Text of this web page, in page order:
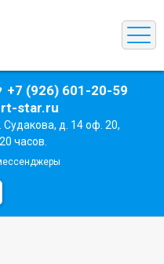
+7 (926) 601-20-59
star.ru
д. 14 оф. 20,
часов.